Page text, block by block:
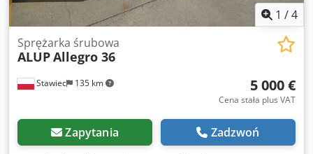
1 /4
Stawiec 135 km
Sprężarka śrubowa
ALUPAllegro 36
5 000 €
Cena stała plus VAT
Zapytania Zadzwoń